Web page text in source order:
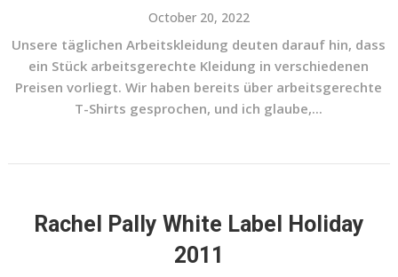
October 20, 2022
Unsere täglichen Arbeitskleidung deuten darauf hin, dass
ein Stück arbeitsgerechte Kleidung in verschiedenen
Preisen vorliegt. Wir haben bereits über arbeitsgerechte
T-Shirts gesprochen, und ich glaube,...
Rachel Pally White Label Holiday
2011